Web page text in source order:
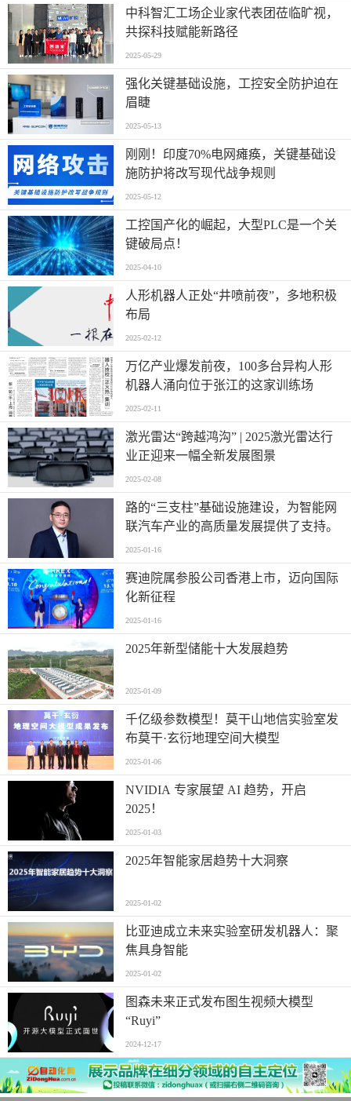
中科智汇工场企业家代表团莅临旷视，
共探科技赋能新路径
2025-05-29
强化关键基础设施，工控安全防护迫在
眉睫
2025-05-13
刚刚！印度70%电网瘫痪，关键基础设
施防护将改写现代战争规则
2025-05-12
工控国产化的崛起，大型PLC是一个关
键破局点！
2025-04-10
人形机器人正处“井喷前夜”，多地积极
布局
2025-02-12
万亿产业爆发前夜，100多台异构人形
机器人涌向位于张江的这家训练场
2025-02-11
激光雷达“跨越鸿沟” | 2025激光雷达行
业正迎来一幅全新发展图景
2025-02-08
路的“三支柱”基础设施建设，为智能网
联汽车产业的高质量发展提供了支持。
2025-01-16
赛迪院属参股公司香港上市，迈向国际
化新征程
2025-01-16
2025年新型储能十大发展趋势
2025-01-09
千亿级参数模型！莫干山地信实验室发
布莫干·玄衍地理空间大模型
2025-01-06
NVIDIA 专家展望 AI 趋势，开启
2025！
2025-01-03
2025年智能家居趋势十大洞察
2025-01-02
比亚迪成立未来实验室研发机器人：聚
焦具身智能
2025-01-02
图森未来正式发布图生视频大模型
“Ruyi”
2024-12-17